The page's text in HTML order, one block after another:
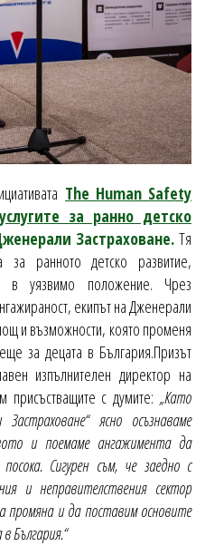
The Human Safety
за ранно детско
Застраховане.Тя
за ранното детско развитие,
в уязвимо положение. Чрез
екипът на Дженерали
и възможности, която променя
за децата в България.Призът
изпълнителен директор на
с думите: „Като
ясно осъзнаваме
и поемаме ангажимента да
Сигурен съм, че заедно с
и неправителствения сектор
промяна и да поставим основите
България.“